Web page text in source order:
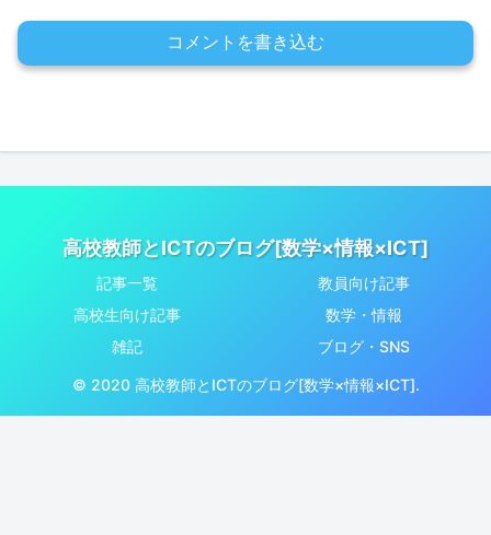
コメントを書き込む
高校教師とICTのブログ[数学×情報×ICT]
記事一覧
教員向け記事
高校生向け記事
数学・情報
雑記
ブログ・SNS
© 2020 高校教師とICTのブログ[数学×情報×ICT].